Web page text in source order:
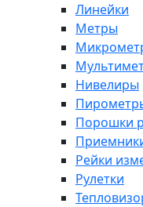
Линейки
Метры
Нивелиры
Порошки
Рейки
Рулетки